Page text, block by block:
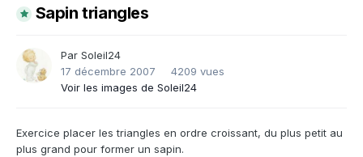
Sapin triangles
Par Soleil24
17 décembre 2007
4209 vues
Voir les images de Soleil24
Exercice placer les triangles en ordre croissant, du plus petit au
plus grand pour former un sapin.